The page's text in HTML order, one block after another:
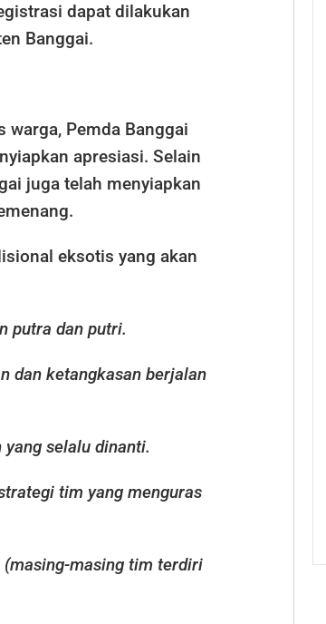
dapat dilakukan
Banggai.
Pemda Banggai
apresiasi. Selain
juga telah menyiapkan
eksotis yang akan
putra dan putri.
dan ketangkasan berjalan
selalu dinanti.
tim yang menguras
(masing-masing tim terdiri